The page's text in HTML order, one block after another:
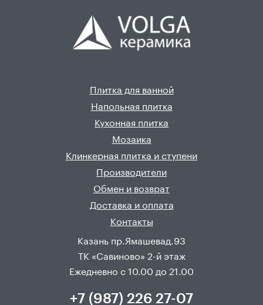
Плитка для ванной
Напольная плитка
Кухонная плитка
Мозаика
Клинкерная плитка и ступени
Производители
Обмен и возврат
Доставка и оплата
Контакты
Казань пр.Ямашевад.93
ТК «Савиново» 2-й этаж
Ежедневно с 10.00 до 21.00
+7 (987) 226 27-07